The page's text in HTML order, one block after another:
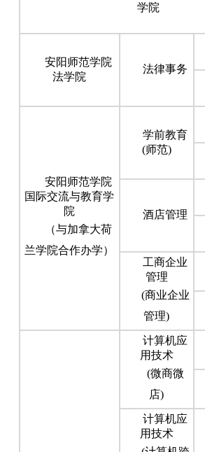
学院
安阳师范学院
法学院
法律事务
安阳师范学院
国际交流与教育学
院
（与加拿大荷
兰学院合作办学）
学前教育
(师范)
酒店管理
工商企业
管理
(商业企业
管理)
计算机应
用技术
(微商微
店)
计算机应
用技术